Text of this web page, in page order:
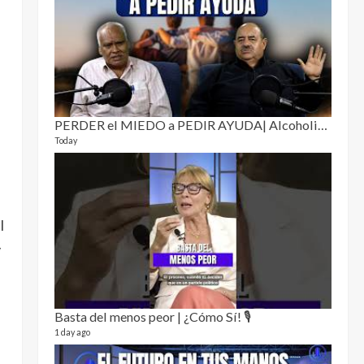
Today
Basta del menos peor | ¿Cómo Sí! 🎙️
1 day ago
4